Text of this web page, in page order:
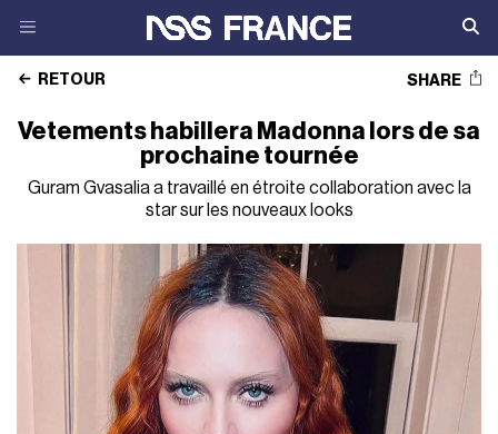
RETOUR SHARE
Vetements habillera Madonna lors de sa
prochaine tournée
Guram Gvasalia a travaillé en étroite collaboration avec la
star sur les nouveaux looks